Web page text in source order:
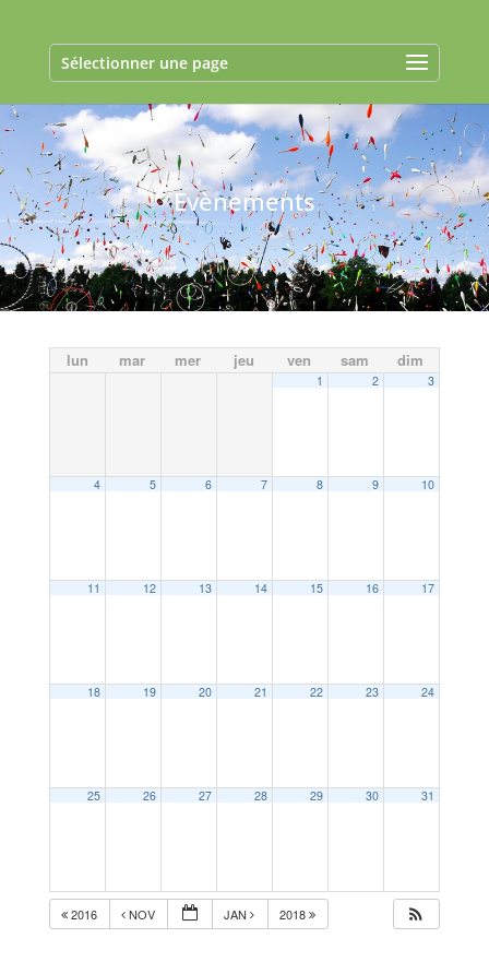
Sélectionner une page
Evènements
lun mar mer jeu ven sam dim
1 2 3
4 5 6 7 8 9 10
11 12 13 14 15 16 17
18 19 20 21 22 23 24
25 26 27 28 29 30 31
2016 NOV JAN 2018